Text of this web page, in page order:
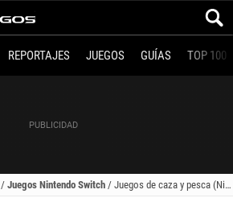
REPORTAJES JUEGOS GUÍAS TOP 100
/ Juegos Nintendo Switch / Juegos de caza y pesca (Nintendo Switch)